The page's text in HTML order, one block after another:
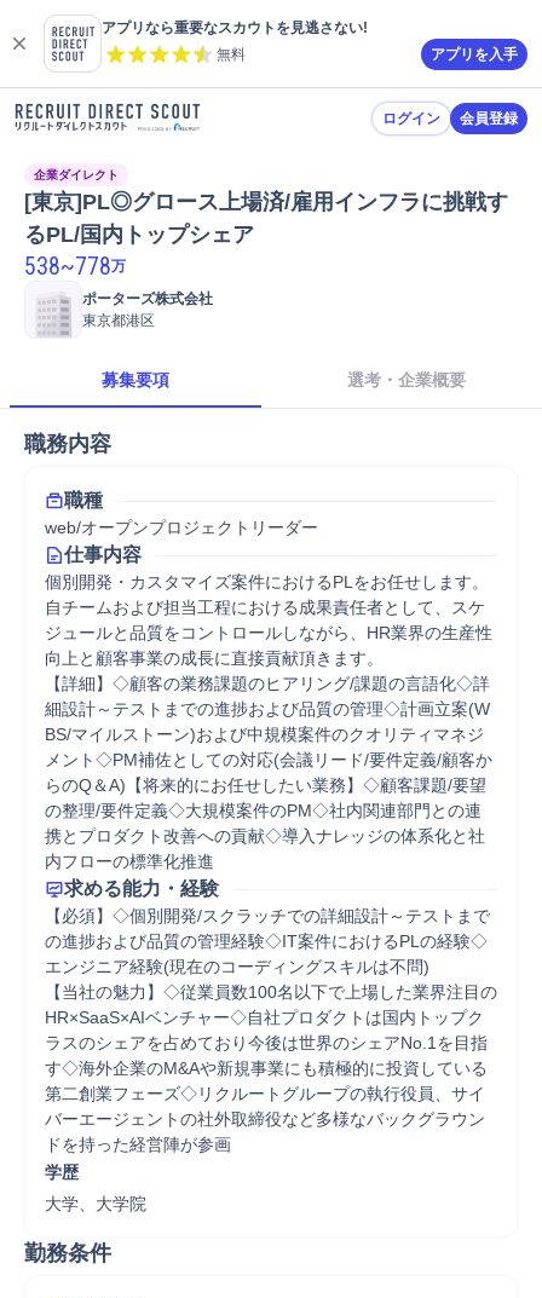
アプリなら重要なスカウトを見逃さない!
無料
アプリを入手
ログイン 会員登録
企業ダイレクト
[東京]PL◎グロース上場済/雇用インフラに挑戦す
るPL/国内トップシェア
538~778万
ポーターズ株式会社
東京都港区
募集要項 選考・企業概要
職務内容
職種
web/オープンプロジェクトリーダー
仕事内容
個別開発・カスタマイズ案件におけるPLをお任せします。
自チームおよび担当工程における成果責任者として、スケ
ジュールと品質をコントロールしながら、HR業界の生産性
向上と顧客事業の成長に直接貢献頂きます。
【詳細】◇顧客の業務課題のヒアリング/課題の言語化◇詳
細設計～テストまでの進捗および品質の管理◇計画立案(W
BS/マイルストーン)および中規模案件のクオリティマネジ
メント◇PM補佐としての対応(会議リード/要件定義/顧客か
らのQ＆A)【将来的にお任せしたい業務】◇顧客課題/要望
の整理/要件定義◇大規模案件のPM◇社内関連部門との連
携とプロダクト改善への貢献◇導入ナレッジの体系化と社
内フローの標準化推進
求める能力・経験
【必須】◇個別開発/スクラッチでの詳細設計～テストまで
の進捗および品質の管理経験◇IT案件におけるPLの経験◇
エンジニア経験(現在のコーディングスキルは不問)
【当社の魅力】◇従業員数100名以下で上場した業界注目の
HR×SaaS×AIベンチャー◇自社プロダクトは国内トップク
ラスのシェアを占めており今後は世界のシェアNo.1を目指
す◇海外企業のM&Aや新規事業にも積極的に投資している
第二創業フェーズ◇リクルートグループの執行役員、サイ
バーエージェントの社外取締役など多様なバックグラウン
ドを持った経営陣が参画
学歴
大学、大学院
勤務条件